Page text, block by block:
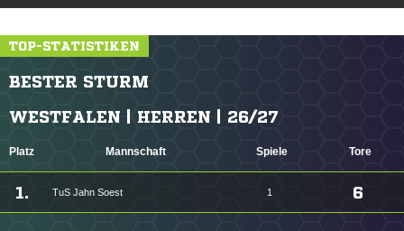
TOP-STATISTIKEN
BESTER STURM
WESTFALEN | HERREN | 26/27
Platz Mannschaft Spiele Tore
1. TuS Jahn Soest 1 6